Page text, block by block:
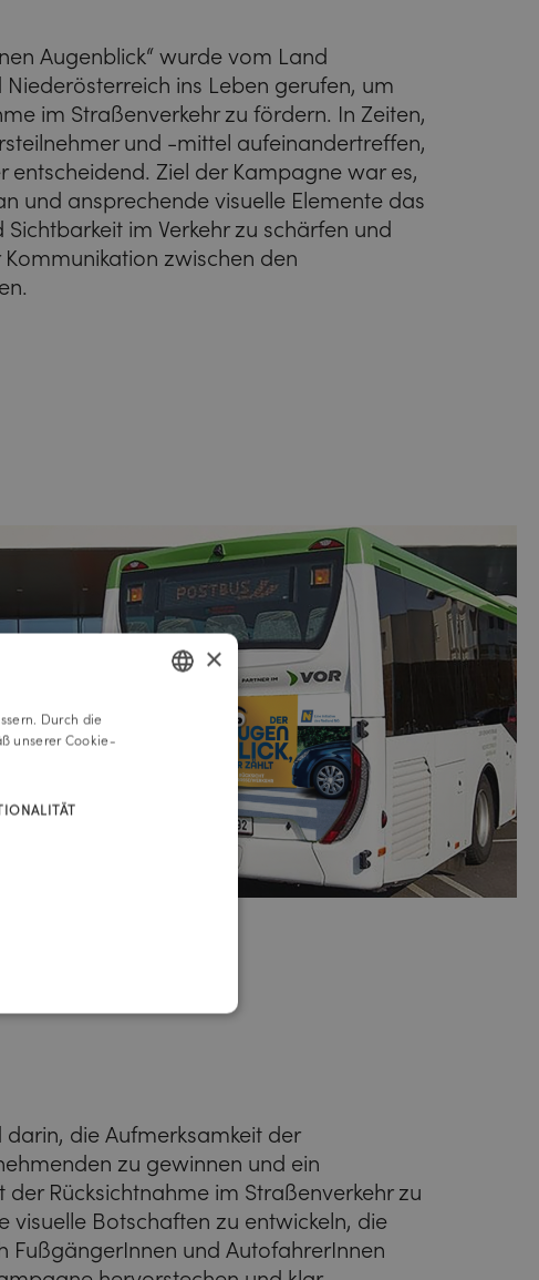
Augenblick“ wurde vom Land
ins Leben gerufen, um
im Straßenverkehr zu fördern. In Zeiten,
und -mittel aufeinandertreffen,
entscheidend. Ziel der Kampagne war es,
und ansprechende visuelle Elemente das
im Verkehr zu schärfen und
zwischen den
die Aufmerksamkeit der
zu gewinnen und ein
der Rücksichtnahme im Straßenverkehr zu
visuelle Botschaften zu entwickeln, die
FußgängerInnen und AutofahrerInnen
×
Durch die
unserer Cookie-